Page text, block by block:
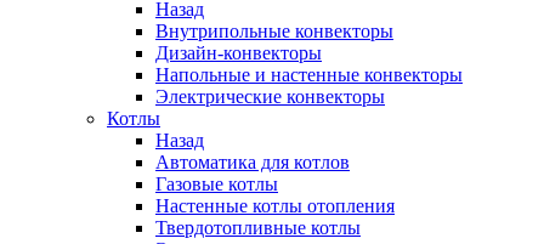
Назад
Внутрипольные конвекторы
Дизайн-конвекторы
Напольные и настенные конвекторы
Электрические конвекторы
Котлы
Назад
Автоматика для котлов
Газовые котлы
Настенные котлы отопления
Твердотопливные котлы